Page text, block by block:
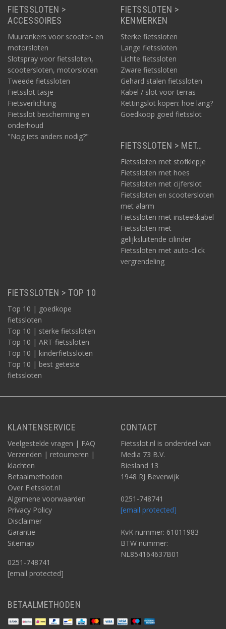
Zijn kabelsloten geschikt voor kinderfietsen?
FIETSSLOTEN >
ACCESSOIRES
Muurankers voor scooter- en
motorsloten
Slotspray voor fietssloten,
scootersloten, motorsloten
Tweede fietssloten
Fietsslot tasje
Fietsverlichting
Fietsslot bescherming en
onderhoud
"Nog iets anders nodig?"
FIETSSLOTEN >
KENMERKEN
Sterke fietssloten
Lange fietssloten
Lichte fietssloten
Zware fietssloten
Gehard stalen fietssloten
Kabel / slot voor terras
Kettingslot kopen: hoe lang?
Goedkoop goed fietsslot
FIETSSLOTEN > MET…
Fietssloten met stofklepje
Fietssloten met hoes
Fietssloten met cijferslot
Fietssloten en scootersloten
met alarm
Fietssloten met insteekkabel
Fietssloten met
gelijksluitende cilinder
Fietssloten met auto-click
vergrendeling
FIETSSLOTEN > TOP 10
Top 10 | goedkope
fietssloten
Top 10 | sterke fietssloten
Top 10 | ART-fietssloten
Top 10 | kinderfietssloten
Top 10 | best geteste
fietssloten
KLANTENSERVICE
Veelgestelde vragen | FAQ
Verzenden | retourneren |
klachten
Betaalmethoden
Over Fietsslot.nl
Algemene voorwaarden
Privacy Policy
Disclaimer
Garantie
Sitemap
0251-748741
[email protected]
CONTACT
Fietsslot.nl is onderdeel van
Media 73 B.V.
Biesland 13
1948 RJ Beverwijk
0251-748741
[email protected]
KvK nummer: 61011983
BTW nummer:
NL854164637B01
BETAALMETHODEN